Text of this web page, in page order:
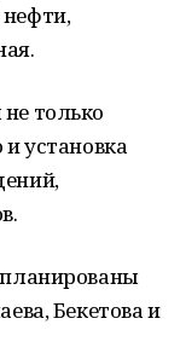
только
установка
Бекетова и